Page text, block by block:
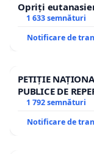
Opriți
1 633 semnături
Notificare de
PETIȚIE
PUBLICE DE
1 792 semnături
Notificare de